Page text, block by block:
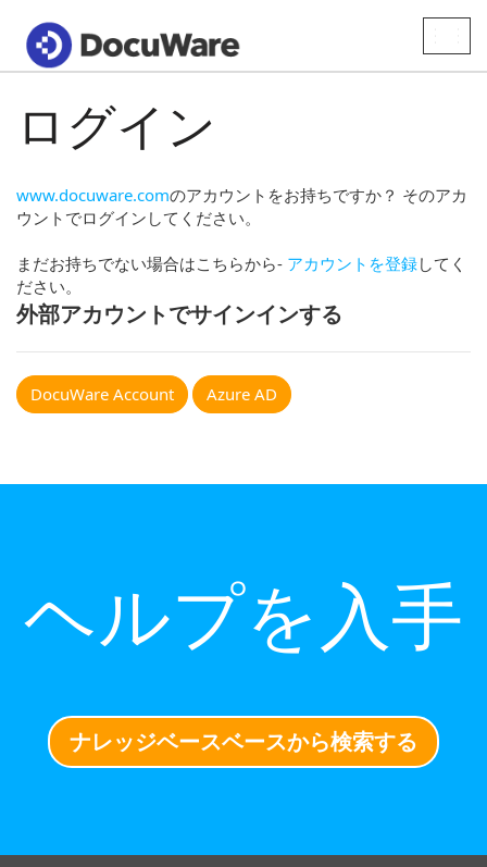
ログイン
www.docuware.comのアカウントをお持ちですか？ そのアカ
ウントでログインしてください。
まだお持ちでない場合はこちらから- アカウントを登録してく
ださい。
外部アカウントでサインインする
DocuWare Account Azure AD
ヘルプを入手
ナレッジベースベースから検索する